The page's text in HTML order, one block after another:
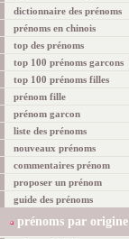
dictionnaire des prénoms
prénoms en chinois
top des prénoms
top 100 prénoms garcons
top 100 prénoms filles
prénom fille
prénom garcon
liste des prénoms
nouveaux prénoms
commentaires prénom
proposer un prénom
guide des prénoms
prénoms par origine